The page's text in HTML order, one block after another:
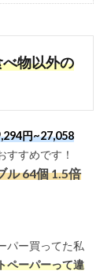
べ物以外の
,294円~27,058
すすめです！
ル 64個 1.5倍
パー買ってた私
ペーパーって違